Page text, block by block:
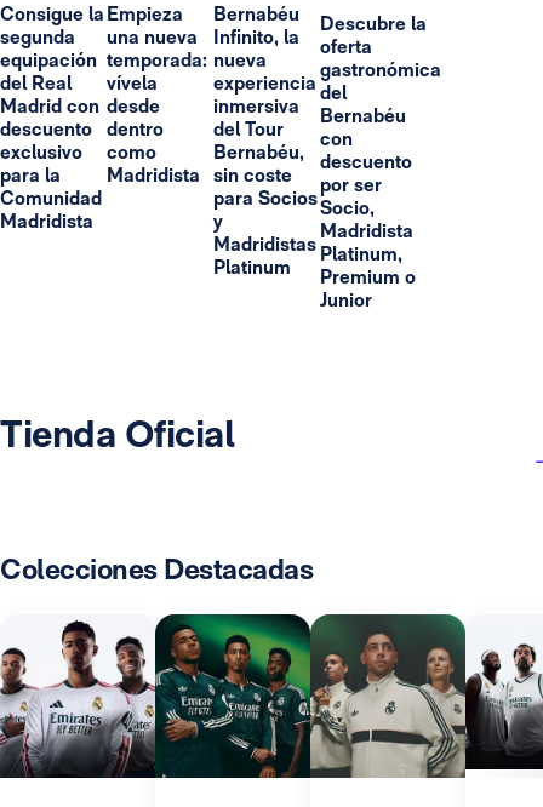
Consigue la
segunda
equipación
del Real
Madrid con
descuento
exclusivo
para la
Comunidad
Madridista
Empieza
una nueva
temporada:
vívela
desde
dentro
como
Madridista
Bernabéu
Infinito, la
nueva
experiencia
inmersiva
del Tour
Bernabéu,
sin coste
para Socios
y
Madridistas
Platinum
Descubre la
oferta
gastronómica
del
Bernabéu
con
descuento
por ser
Socio,
Madridista
Platinum,
Premium o
Junior
Tienda Oficial
Colecciones Destacadas